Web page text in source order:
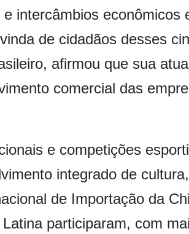
intercâmbios econômicos
de cidadãos desses
afirmou que sua
comercial das
e competições
integrado de
de Importação da
participaram, com